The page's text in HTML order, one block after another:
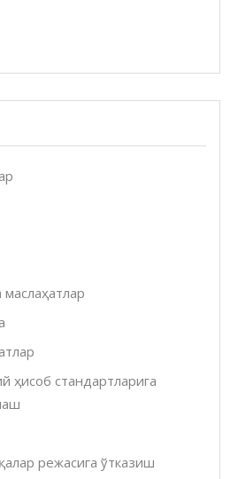
ҳисоб стандартларига
режасига ўтказиш